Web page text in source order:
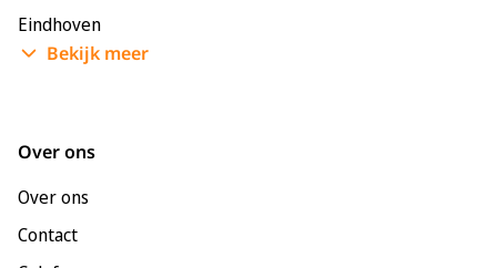
Eindhoven
Enschede
Bekijk meer
Over ons
Over ons
Contact